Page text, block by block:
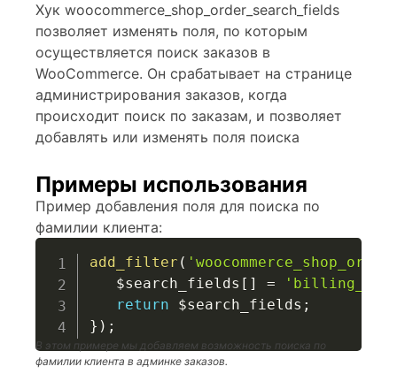
Хук woocommerce_shop_order_search_fields
позволяет изменять поля, по которым
осуществляется поиск заказов в
WooCommerce. Он срабатывает на странице
администрирования заказов, когда
происходит поиск по заказам, и позволяет
добавлять или изменять поля поиска
Примеры использования
Пример добавления поля для поиска по
фамилии клиента:
add_filter (
$search_fields [ ] =
return
$search_fields ;
} ) ;
В этом примере мы добавляем возможность поиска по
фамилии клиента в админке заказов.